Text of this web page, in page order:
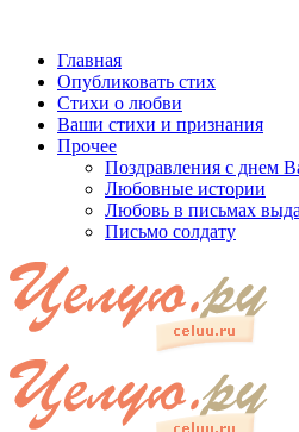
Главная
Опубликовать стих
Стихи о любви
Ваши стихи и признания
Прочее
Поздравления с днем
Любовные истории
Любовь в письмах
Письмо солдату